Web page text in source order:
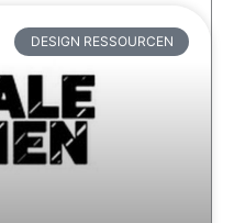
DESIGN RESSOURCEN